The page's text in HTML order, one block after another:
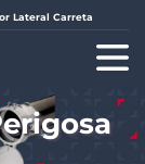
Lateral Carreta